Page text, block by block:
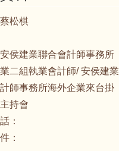
蔡松棋
安侯建業聯合會計師事務所
二組執業會計師/ 安侯建業
師事務所海外企業來台掛
持會
：
：